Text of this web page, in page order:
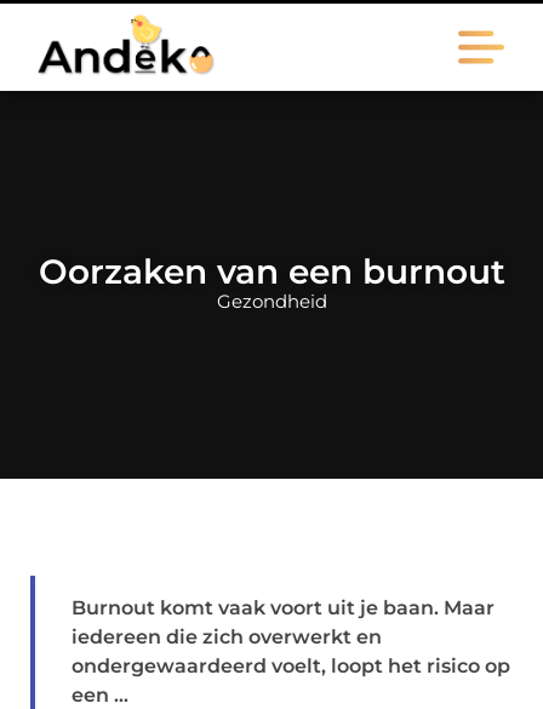
Oorzaken van een burnout
Gezondheid
Burnout komt vaak voort uit je baan. Maar
iedereen die zich overwerkt en
ondergewaardeerd voelt, loopt het risico op
een ...